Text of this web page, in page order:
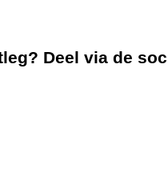
Deel via de